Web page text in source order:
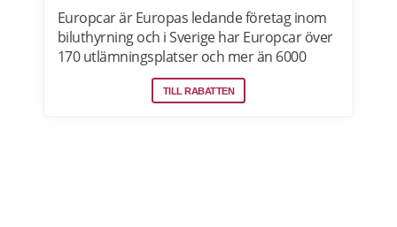
Europcar är Europas ledande företag inom
biluthyrning och i Sverige har Europcar över
170 utlämningsplatser och mer än 6000
bilar. Ta del av våra aktuella erbjudanden
och läs mer om pensionärsrabatter hos
TILL RABATTEN